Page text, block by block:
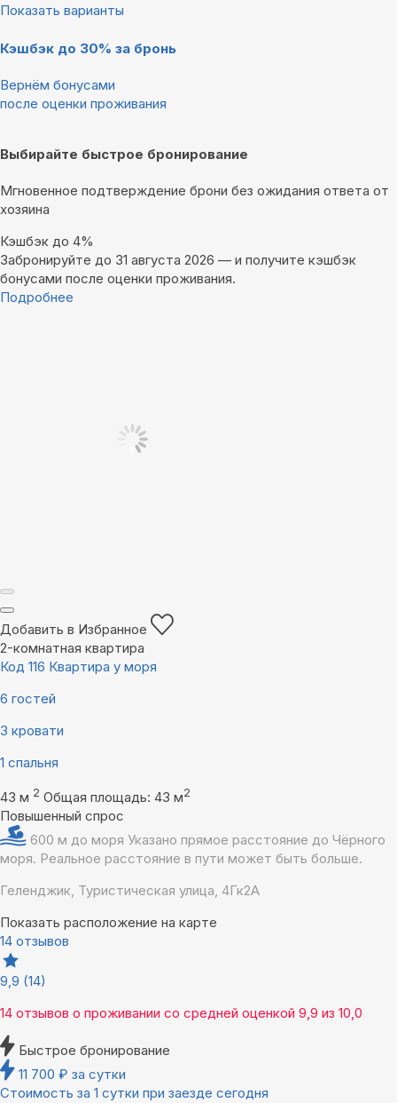
Показать варианты
Кэшбэк до 30% за бронь
Вернём бонусами
после оценки проживания
Выбирайте быстрое бронирование
Мгновенное подтверждение брони без ожидания ответа от
хозяина
Кэшбэк до 4%
Забронируйте до 31 августа 2026 — и получите кэшбэк
бонусами после оценки проживания.
Подробнее
Добавить в Избранное
2-комнатная квартира
Код 116 Квартира у моря
6 гостей
3 кровати
1 спальня
43 м 2 Общая площадь: 43 м2
Повышенный спрос
600 м до моря Указано прямое расстояние до Чёрного
моря. Реальное расстояние в пути может быть больше.
Геленджик, Туристическая улица, 4Гк2А
Показать расположение на карте
14 отзывов
9,9 (14)
14 отзывов о проживании со средней оценкой 9,9 из 10,0
Быстрое бронирование
11 700 ₽ за сутки
Стоимость за 1 сутки при заезде сегодня